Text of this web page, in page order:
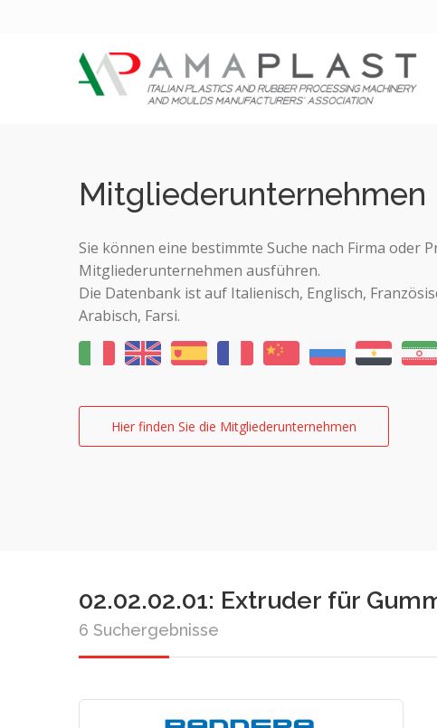
Mitgliederunternehmen
Sie können eine bestimmte Suche nach Firma oder
Mitgliederunternehmen ausführen.
Die Datenbank ist auf Italienisch, Englisch,
Arabisch, Farsi.
Hier finden Sie die Mitgliederunternehmen
02.02.02.01: Extruder für
6 Suchergebnisse